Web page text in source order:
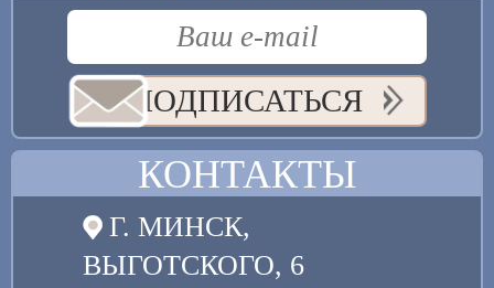
ПОДПИСАТЬСЯ
КОНТАКТЫ
Г. МИНСК,
ВЫГОТСКОГО, 6